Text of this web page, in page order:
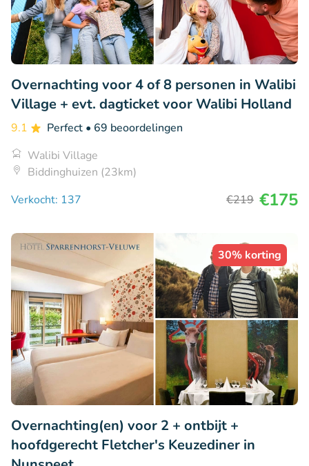
Overnachting voor 4 of 8 personen in Walibi
Village + evt. dagticket voor Walibi Holland
9.1 Perfect • 69 beoordelingen
Walibi Village
Biddinghuizen (23km)
Verkocht: 137
€219 €175
30% korting
Overnachting(en) voor 2 + ontbijt +
hoofdgerecht Fletcher's Keuzediner in